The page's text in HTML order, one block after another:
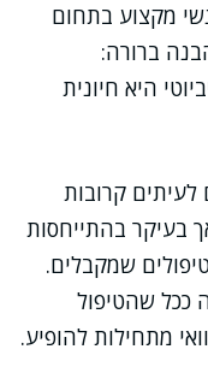
מקצוע בתחום
ברורה:
היא חיונית
לעיתים קרובות
בעיקר בהתייחסות
שמקבלים.
ככל שהטיפול
מתחילות להופיע.